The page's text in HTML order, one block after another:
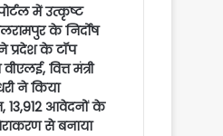
में उत्कृष्ट
के निर्दोष
प्रदेश के टॉप
वित्त मंत्री
ने किया
13,912 आवेदनों के
से बनाया